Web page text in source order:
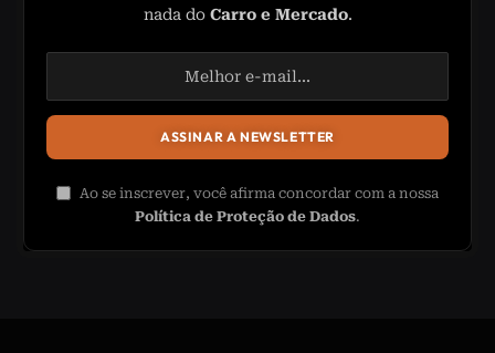
nada do Carro e Mercado.
Ao se inscrever, você afirma concordar com a nossa
Política de Proteção de Dados.